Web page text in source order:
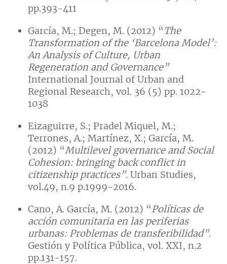
pp.393-411
García, M.; Degen, M. (2012) “The
Transformation of the ‘Barcelona Model’:
An Analysis of Culture, Urban
Regeneration and Governance”
International Journal of Urban and
Regional Research, vol. 36 (5) pp. 1022-
1038
Eizaguirre, S.; Pradel Miquel, M.;
Terrones, A.; Martínez, X.; García, M.
(2012) “Multilevel governance and Social
Cohesion: bringing back conflict in
citizenship practices”. Urban Studies,
vol.49, n.9 p.1999-2016.
Cano, A. García, M. (2012) “Políticas de
acción comunitaria en las periferias
urbanas: Problemas de transferibilidad”.
Gestión y Política Pública, vol. XXI, n.2
pp.131-157.